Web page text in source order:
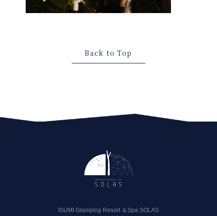
Back to Top
ISUMI Glamping Resort ＆Spa SOLAS